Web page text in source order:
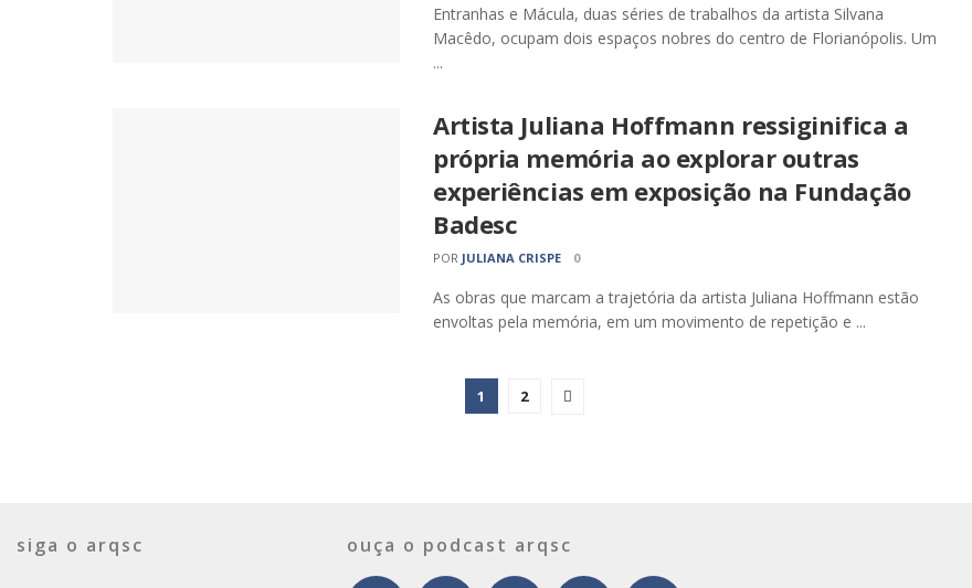
Entranhas e Mácula, duas séries de trabalhos da artista Silvana
Macêdo, ocupam dois espaços nobres do centro de Florianópolis. Um
...
Artista Juliana Hoffmann ressiginifica a
própria memória ao explorar outras
experiências em exposição na Fundação
Badesc
POR JULIANA CRISPE 0
As obras que marcam a trajetória da artista Juliana Hoffmann estão
envoltas pela memória, em um movimento de repetição e ...
1 2
siga o arqsc ouça o podcast arqsc